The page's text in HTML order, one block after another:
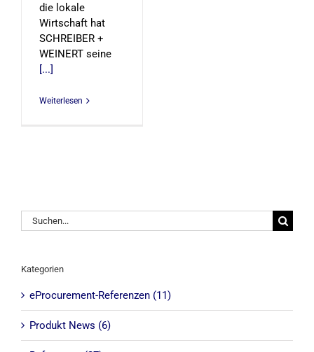
die lokale
Wirtschaft hat
SCHREIBER +
WEINERT seine
[...]
Weiterlesen
Suche
nach:
Kategorien
eProcurement-Referenzen (11)
Produkt News (6)